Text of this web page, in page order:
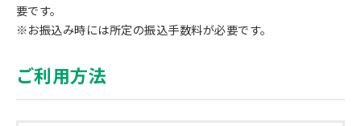
要です。
※お振込み時には所定の振込手数料が必要です。
ご利用方法